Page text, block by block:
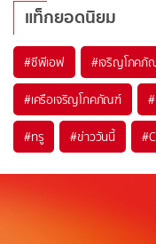
แท็กยอดนิยม
#ซีพีเอฟ #เจริญโภคภั
#เครือเจริญโภคภัณฑ์ #
#ทรู #ข่าววันนี้ #